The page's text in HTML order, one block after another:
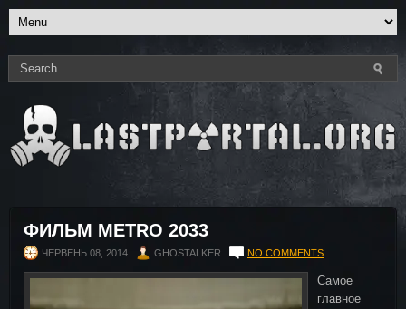
ФИЛЬМ METRO 2033
ЧЕРВЕНЬ 08, 2014 GHOSTALKER NO COMMENTS
Самое
главное